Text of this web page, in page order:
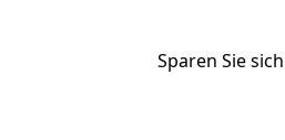
Sparen Sie